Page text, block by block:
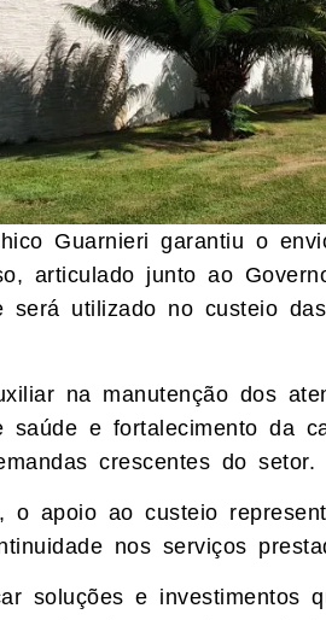
Guarnieri garantiu o
articulado junto ao
será utilizado no custeio
na manutenção dos
saúde e fortalecimento da
crescentes do setor.
o apoio ao custeio
nos serviços
soluções e investimentos